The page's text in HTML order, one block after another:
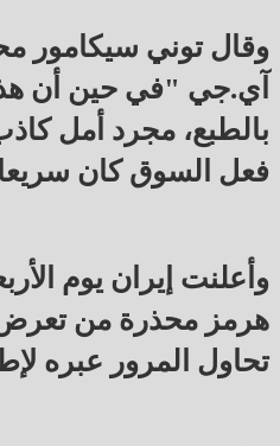
وقال توني سيكامور
آي.جي "في حين أن
بالطبع، مجرد أمل
فعل السوق كان
وأعلنت إيران يوم
هرمز محذرة من
تحاول المرور عبره